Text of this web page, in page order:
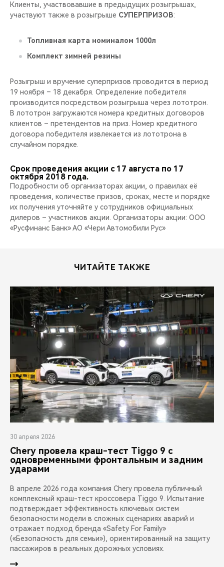
Клиенты, участвовавшие в предыдущих розыгрышах,
участвуют также в розыгрыше СУПЕРПРИЗОВ:
Топливная карта номиналом 1000л
Комплект зимней резины
Розыгрыш и вручение суперпризов проводится в период
19 ноября – 18 декабря. Определение победителя
производится посредством розыгрыша через лототрон.
В лототрон загружаются номера кредитных договоров
клиентов – претендентов на приз. Номер кредитного
договора победителя извлекается из лототрона в
случайном порядке.
Срок проведения акции с 17 августа по 17
октября 2018 года.
Подробности об организаторах акции, о правилах её
проведения, количестве призов, сроках, месте и порядке
их получения уточняйте у сотрудников официальных
дилеров – участников акции. Организаторы акции: ООО
«Русфинанс Банк» АО «Чери Автомобили Рус»
ЧИТАЙТЕ ТАКЖЕ
30 апреля 2026
Chery провела краш-тест Tiggo 9 с
одновременными фронтальным и задним
ударами
В апреле 2026 года компания Chery провела публичный
комплексный краш-тест кроссовера Tiggo 9. Испытание
подтверждает эффективность ключевых систем
безопасности модели в сложных сценариях аварий и
отражает подход бренда «Safety For Family»
(«Безопасность для семьи»), ориентированный на защиту
пассажиров в реальных дорожных условиях.